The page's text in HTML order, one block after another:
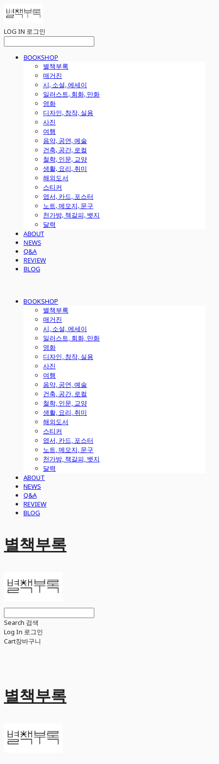
LOG IN 로그인
BOOKSHOP
별책부록
매거진
시, 소설, 에세이
일러스트, 회화, 만화
영화
디자인, 창작, 실용
사진
여행
음악, 공연, 예술
건축, 공간, 로컬
철학, 인문, 교양
생활, 요리, 취미
해외도서
스티커
엽서, 카드, 포스터
노트, 메모지, 문구
천가방, 책갈피, 뱃지
달력
ABOUT
NEWS
Q&A
REVIEW
BLOG
BOOKSHOP
별책부록
매거진
시, 소설, 에세이
일러스트, 회화, 만화
영화
디자인, 창작, 실용
사진
여행
음악, 공연, 예술
건축, 공간, 로컬
철학, 인문, 교양
생활, 요리, 취미
해외도서
스티커
엽서, 카드, 포스터
노트, 메모지, 문구
천가방, 책갈피, 뱃지
달력
ABOUT
NEWS
Q&A
REVIEW
BLOG
별책부록
Search 검색
Log In 로그인
Cart장바구니
별책부록